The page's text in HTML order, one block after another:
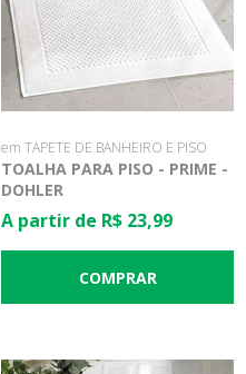
em TAPETE DE BANHEIRO E PISO
TOALHA PARA PISO - PRIME -
DOHLER
A partir de R$ 23,99